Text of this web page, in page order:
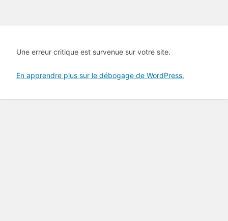
Une erreur critique est survenue sur votre site.
En apprendre plus sur le débogage de WordPress.